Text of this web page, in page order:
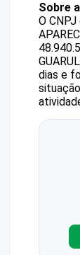
Sobre
O
dias e